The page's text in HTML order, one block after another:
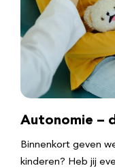
Autonomie –
Binnenkort geven
kinderen? Heb jij